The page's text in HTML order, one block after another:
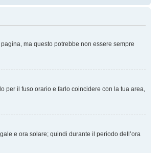
ma questo potrebbe non essere sempre
per il fuso orario e farlo coincidere con la tua area,
e ora solare; quindi durante il periodo dell’ora